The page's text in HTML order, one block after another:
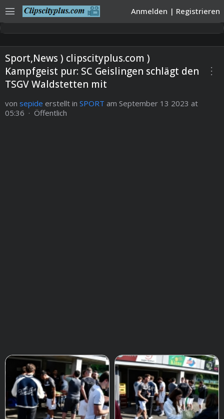
Anmelden | Registrieren
menu
Sport,News ) clipscityplus.com )
Kampfgeist pur: SC Geislingen schlägt den
TSGV Waldstetten mit
more_vert
von sepide erstellt in SPORT am September 13 2023 at
05:36 · Öffentlich